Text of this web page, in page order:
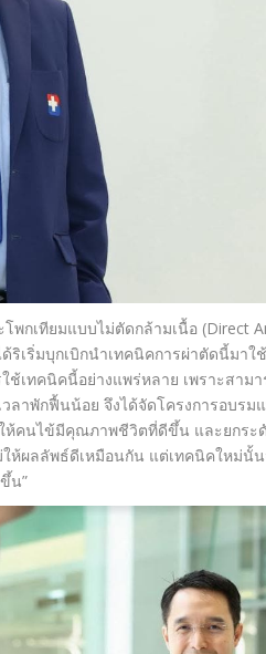
พกเทียมแบบไม่ตัดกล้ามเนื้อ (Direct
ริเริ่มบุกเบิกนำเทคนิคการผ่าตัดนี้มาใช้
ช้เทคนิคนี้อย่างแพร่หลาย เพราะสาม
ลาพักฟื้นน้อย จึงได้จัดโครงการอบรม
ห้คนไข้มีคุณภาพชีวิตที่ดีขึ้น และยกระ
ห้ผลลัพธ์ดีเหมือนกัน แต่เทคนิคใหม่นั้
น”